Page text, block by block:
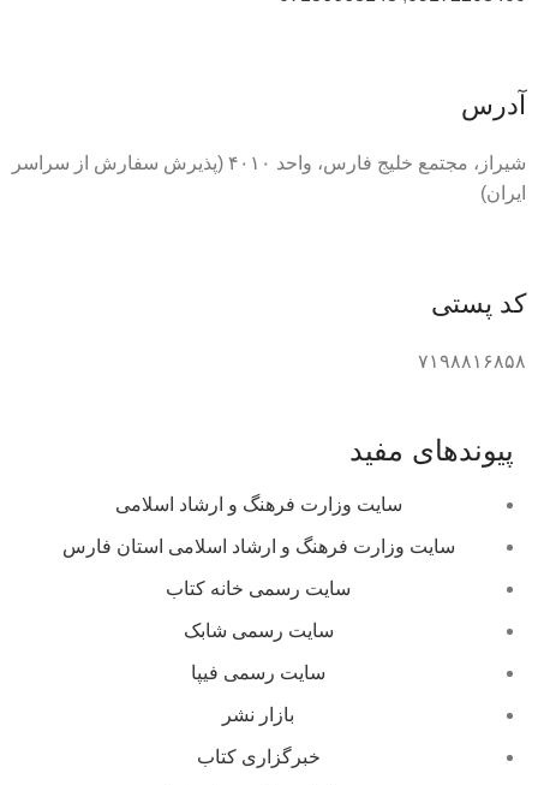
آدرس
شیراز، مجتمع خلیج فارس، واحد ۴۰۱۰ (پذیرش سفارش از سراسر
ایران)
کد پستی
۷۱۹۸۸۱۶۸۵۸
پیوندهای مفید
سایت وزارت فرهنگ و ارشاد اسلامی
سایت وزارت فرهنگ و ارشاد اسلامی استان فارس
سایت رسمی خانه کتاب
سایت رسمی شابک
سایت رسمی فیپا
بازار نشر
خبرگزاری کتاب